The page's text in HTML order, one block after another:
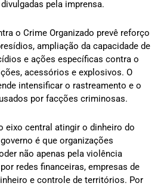
pela imprensa.
o Crime Organizado prevê reforço
ampliação da capacidade de
e ações específicas contra o
acessórios e explosivos. O
intensificar o rastreamento e o
por facções criminosas.
eixo central atingir o dinheiro do
é que organizações
não apenas pela violência
redes financeiras, empresas de
e controle de territórios. Por